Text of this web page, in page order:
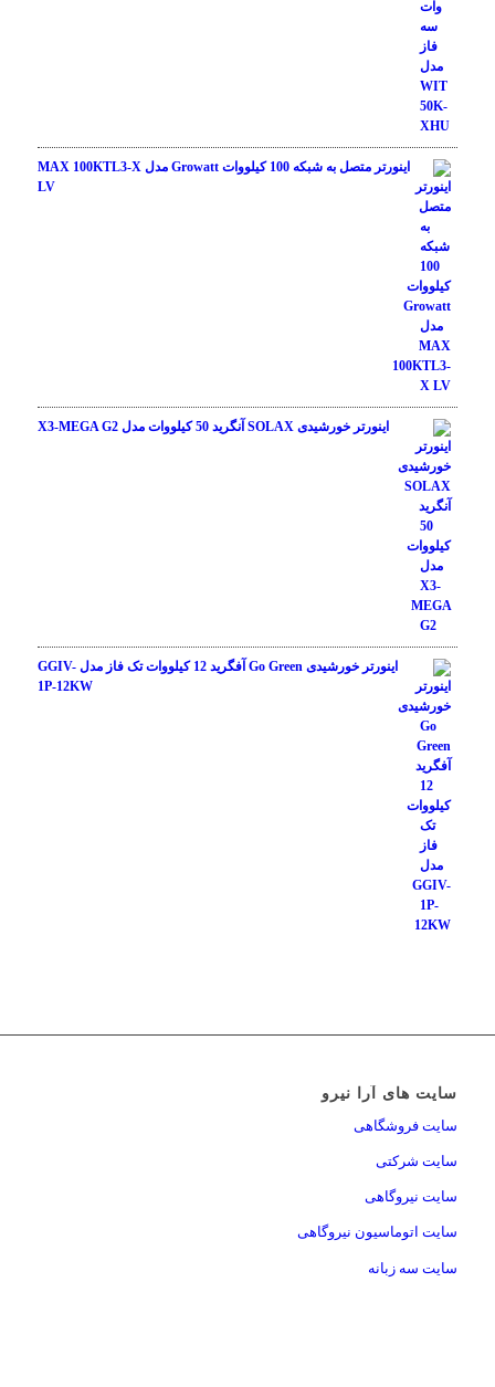
اینورتر متصل به شبکه 100 کیلووات Growatt مدل MAX 100KTL3-X
LV
اینورتر خورشیدی SOLAX آنگرید 50 کیلووات مدل X3-MEGA G2
اینورتر خورشیدی Go Green آفگرید 12 کیلووات تک فاز مدل GGIV-
1P-12KW
سایت های آرا نیرو
سایت فروشگاهی
سایت شرکتی
سایت نیروگاهی
سایت اتوماسیون نیروگاهی
سایت سه زبانه